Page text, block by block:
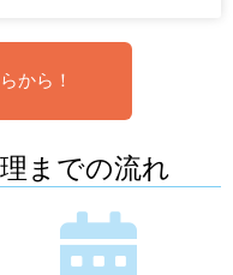
から！
までの流れ